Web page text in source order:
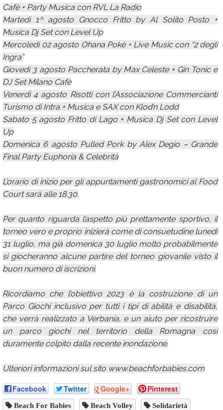
Cafè + Party Musica con RVL La Radio
Martedì 1^ agosto Gnocco Fritto by Al Solito Posto +
Musica Dj Set con Level Up
Mercoledì 02 agosto Ohana Pokè + Live Music con “2 degli
Ingra”
Giovedì 3 agosto Paccherata by Max Celeste + Gin Tonic e
DJ Set Milano Cafè
Venerdì 4 agosto Risotti con l’Associazione Commercianti
Turismo di Intra + Musica e SAX con Klod’n Lodd
Sabato 5 agosto Fritto di Lago + Musica Dj Set con Level
Up
Domenica 6 agosto Pulled Pork by Alex Degio – Grande
Final Party Euphoria & Celebrità
L’orario di inizio per gli appuntamenti gastronomici al Food
Court sarà alle 18.30.
Per quanto riguarda l’aspetto più prettamente sportivo, il
torneo vero e proprio inizierà come di consuetudine lunedì
31 luglio, ma già domenica 30 luglio molto probabilmente
si giocheranno alcune partire del torneo giovanile visto il
buon numero di iscrizioni.
Ricordiamo che l’obiettivo 2023 è la costruzione di un
Parco Giochi inclusivo per tutti i tipi di abilità e disabilità,
che verrà realizzato a Verbania, e un aiuto per ricostruire
un parco giochi nel territorio della Romagna così
duramente colpito dalla recente inondazione.
Ulteriori informazioni sul sito www.beachforbabies.com
Facebook Twitter Google+ Pinterest
Beach For Babies Beach Volley Solidarietà